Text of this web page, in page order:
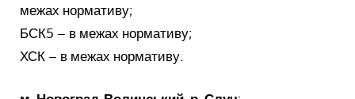
межах нормативу;
БСК5 – в межах нормативу;
ХСК – в межах нормативу.